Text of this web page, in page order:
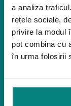
a analiza
rețele sociale,
privire la modul
pot combina cu
în urma folosirii
Produse
Apnee în
Orteze